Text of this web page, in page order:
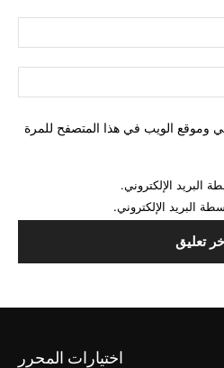
وموقع الويب في هذا المتصفح للمرة
البريد الإلكتروني.
البريد الإلكتروني.
اختيارات المحرر